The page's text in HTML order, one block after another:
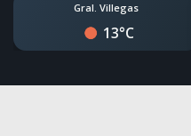
Gral. Villegas
13°C